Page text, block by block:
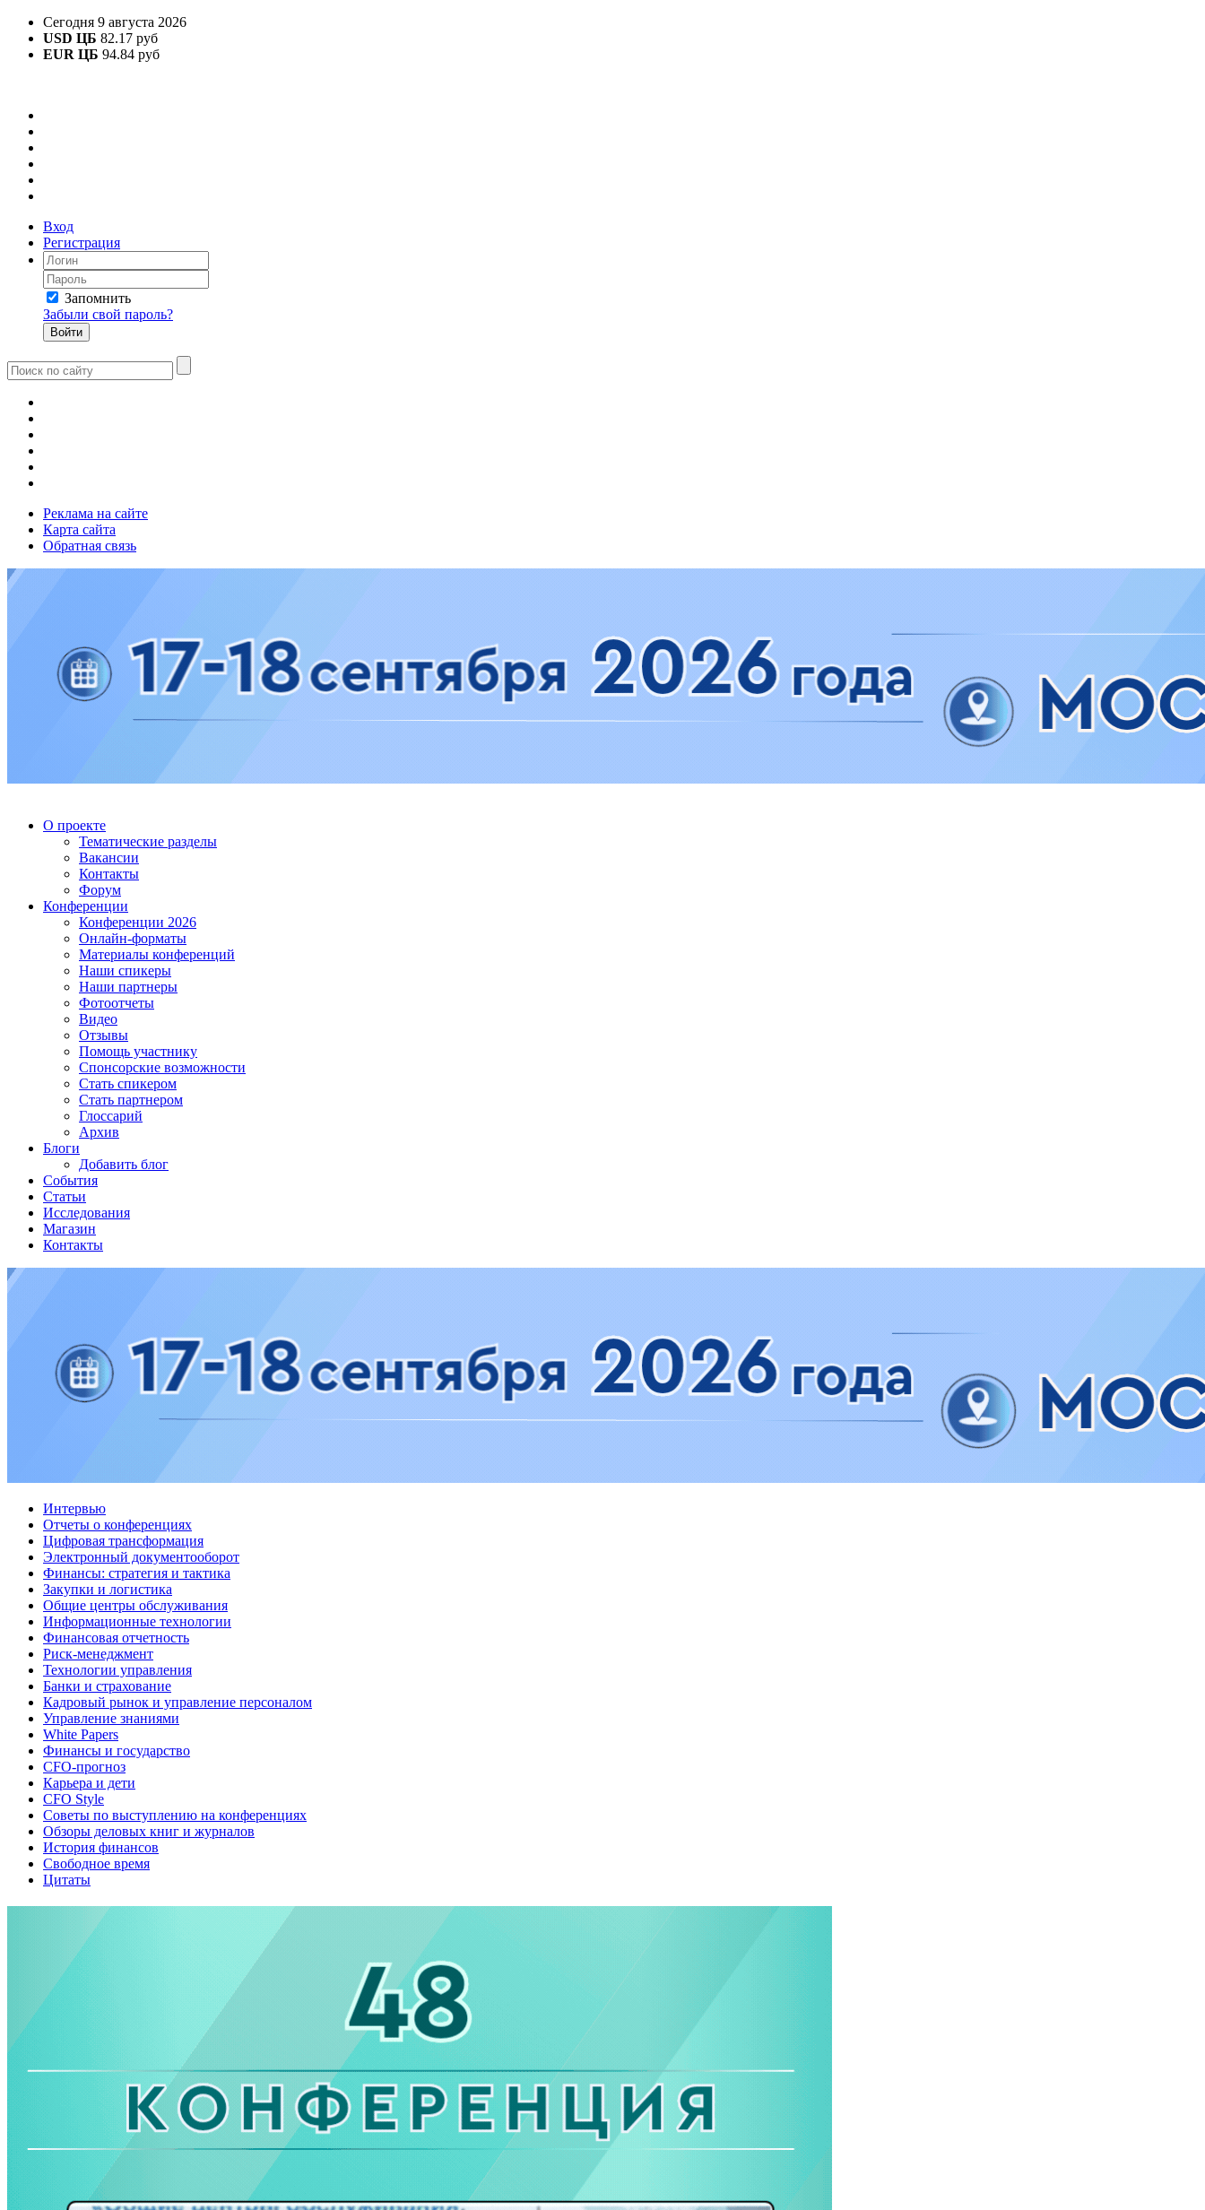
Сегодня 9 августа 2026
USD ЦБ 82.17 руб
EUR ЦБ 94.84 руб
Вход
Регистрация
Запомнить
Забыли свой пароль?
Реклама на сайте
Карта сайта
Обратная связь
О проекте
Тематические разделы
Вакансии
Контакты
Форум
Конференции
Конференции 2026
Онлайн-форматы
Материалы конференций
Наши спикеры
Наши партнеры
Фотоотчеты
Видео
Отзывы
Помощь участнику
Спонсорские возможности
Стать спикером
Стать партнером
Глоссарий
Архив
Блоги
Добавить блог
События
Статьи
Исследования
Магазин
Контакты
Интервью
Отчеты о конференциях
Цифровая трансформация
Электронный документооборот
Финансы: стратегия и тактика
Закупки и логистика
Общие центры обслуживания
Информационные технологии
Финансовая отчетность
Риск-менеджмент
Технологии управления
Банки и страхование
Кадровый рынок и управление персоналом
Управление знаниями
White Papers
Финансы и государство
CFO-прогноз
Карьера и дети
CFO Style
Советы по выступлению на конференциях
Обзоры деловых книг и журналов
История финансов
Свободное время
Цитаты